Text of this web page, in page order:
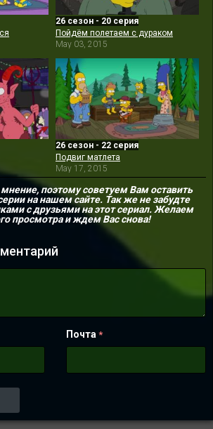
26 сезон - 20 серия
Пойдём полетаем с дураком
May 03, 2015
26 сезон - 22 серия
Подвиг матлета
May 17, 2015
поэтому советуем Вам оставить
на нашем сайте. Так же не забудте
с друзьями на этот сериал. Желаем
просмотра и ждем Вас снова!
Почта *